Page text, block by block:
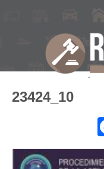
23424_10